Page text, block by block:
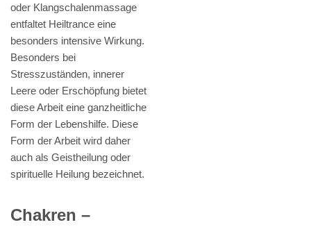
oder Klangschalenmassage
entfaltet Heiltrance eine
besonders intensive Wirkung.
Besonders bei
Stresszuständen, innerer
Leere oder Erschöpfung bietet
diese Arbeit eine ganzheitliche
Form der Lebenshilfe. Diese
Form der Arbeit wird daher
auch als Geistheilung oder
spirituelle Heilung bezeichnet.
Chakren –